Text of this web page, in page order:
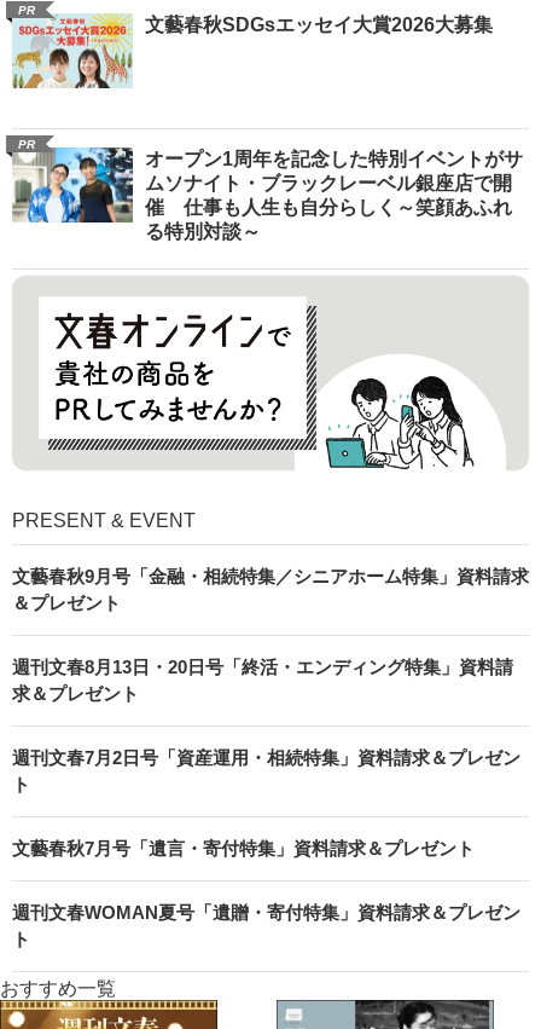
PR
文藝春秋SDGsエッセイ大賞2026大募集
PR
オープン1周年を記念した特別イベントがサ
ムソナイト・ブラックレーベル銀座店で開
催 仕事も人生も自分らしく～笑顔あふれ
る特別対談～
PRESENT & EVENT
文藝春秋9月号「金融・相続特集／シニアホーム特集」資料請求
＆プレゼント
週刊文春8月13日・20日号「終活・エンディング特集」資料請
求＆プレゼント
週刊文春7月2日号「資産運用・相続特集」資料請求＆プレゼン
ト
文藝春秋7月号「遺言・寄付特集」資料請求＆プレゼント
週刊文春WOMAN夏号「遺贈・寄付特集」資料請求＆プレゼン
ト
おすすめ一覧